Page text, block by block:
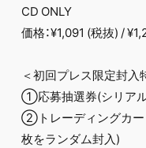
SPECIAL
RELAY BLOG
STAFF BLOG
CD ONLY
価格：¥1,091 (税抜) /
＜初回プレス限定封入
①応募抽選券(シリア
②トレーディングカー
枚をランダム封入)